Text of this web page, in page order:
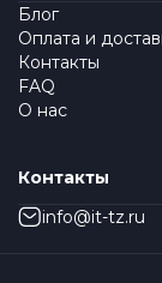
Блог
Оплата и
Контакты
FAQ
О нас
Контакты
info@it-tz.ru